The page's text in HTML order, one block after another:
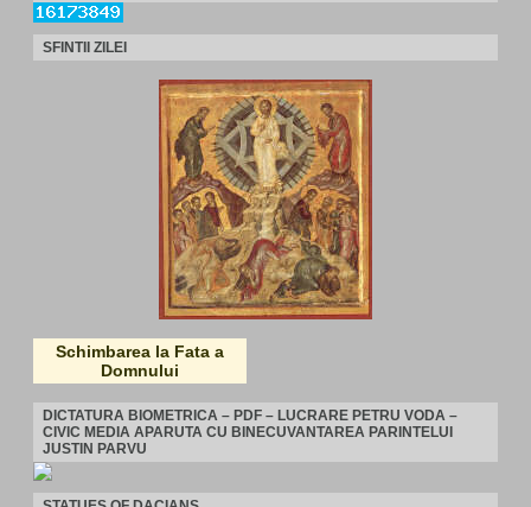
SFINTII ZILEI
Schimbarea la Fata a
Domnului
DICTATURA BIOMETRICA – PDF – LUCRARE PETRU VODA –
CIVIC MEDIA APARUTA CU BINECUVANTAREA PARINTELUI
JUSTIN PARVU